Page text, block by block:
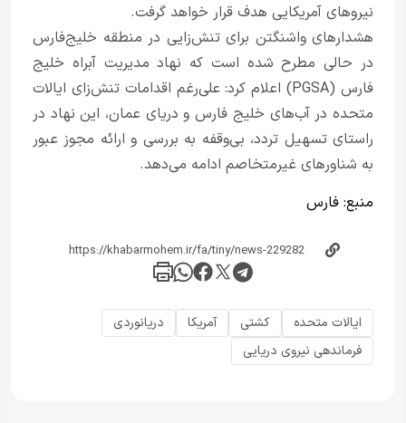
نیروهای آمریکایی هدف قرار خواهد گرفت.
هشدارهای واشنگتن برای تنش‌زایی در منطقه خلیج‌فارس
در حالی مطرح شده است که نهاد مدیریت آبراه خلیج
فارس (PGSA) اعلام کرد: علی‌رغم اقدامات تنش‌زای ایالات
متحده در آب‌های خلیج فارس و دریای عمان، این نهاد در
راستای تسهیل تردد، بی‌وقفه به بررسی و ارائه مجوز عبور
به شناورهای غیرمتخاصم ادامه می‌دهد.
منبع: فارس
ایالات متحده کشتی آمریکا
دریانوردی
فرماندهی نیروی دریایی